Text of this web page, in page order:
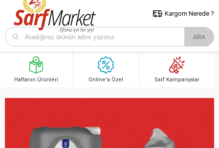
5000 TL ve Üzeri Alışverişlerde İstanbul İçi Kargo Bedava!
ve Trakya İçin Tıklayın..
Kargom Nerede ?
Haftanın Ürünleri Online'a Özel Sarf Kampanyalar